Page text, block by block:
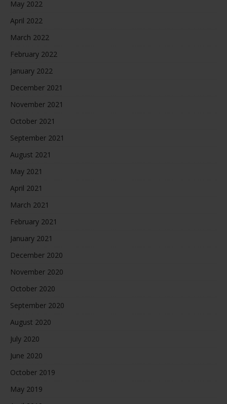
May 2022
April 2022
March 2022
February 2022
January 2022
December 2021
November 2021
October 2021
September 2021
August 2021
May 2021
April 2021
March 2021
February 2021
January 2021
December 2020
November 2020
October 2020
September 2020
August 2020
July 2020
June 2020
October 2019
May 2019